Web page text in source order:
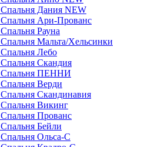
Спальня Дания NEW
Спальня Ари-Прованс
Спальня Рауна
Спальня Мальта/Хельсинки
Спальня Лебо
Спальня Скандия
Спальня ПЕННИ
Спальня Верди
Спальня Скандинавия
Спальня Викинг
Спальня Прованс
Спальня Бейли
Спальня Ольса-С